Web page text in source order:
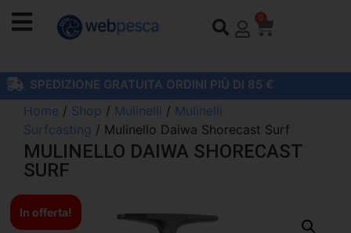
0
SPEDIZIONE GRATUITA ORDINI PIÙ DI 85 €
Home / Shop / Mulinelli / Mulinelli
Surfcasting / Mulinello Daiwa Shorecast Surf
MULINELLO DAIWA SHORECAST
SURF
In offerta!